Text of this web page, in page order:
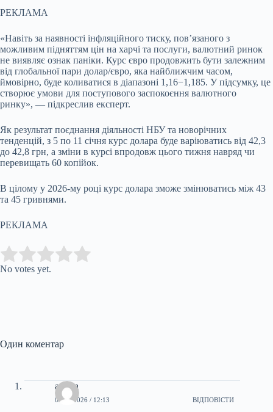
РЕКЛАМА
«Навіть за наявності інфляційного тиску, пов’язаного з
можливим підняттям цін на харчі та послуги, валютний ринок
не виявляє ознак паніки. Курс євро продовжить бути залежним
від глобальної пари долар/євро, яка найближчим часом,
ймовірно, буде коливатися в діапазоні 1,16−1,185. У підсумку, це
створює умови для поступового заспокоєння валютного
ринку», — підкреслив експерт.
Як результат поєднання діяльності НБУ та новорічних
тенденцій, з 5 по 11 січня курс долара буде варіюватись від 42,3
до 42,8 грн, а зміни в курсі впродовж цього тижня навряд чи
перевищать 60 копійок.
В цілому у 2026-му році курс долара зможе змінюватись між 43
та 45 гривнями.
РЕКЛАМА
Rate this item:
No votes yet.
Один коментар
admin
03.01.2026 / 12:13 ВІДПОВІСТИ